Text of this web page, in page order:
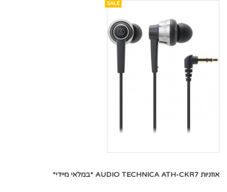
SALE
אוזניות AUDIO TECHNICA ATH-CKR7 *במלאי מיידי*